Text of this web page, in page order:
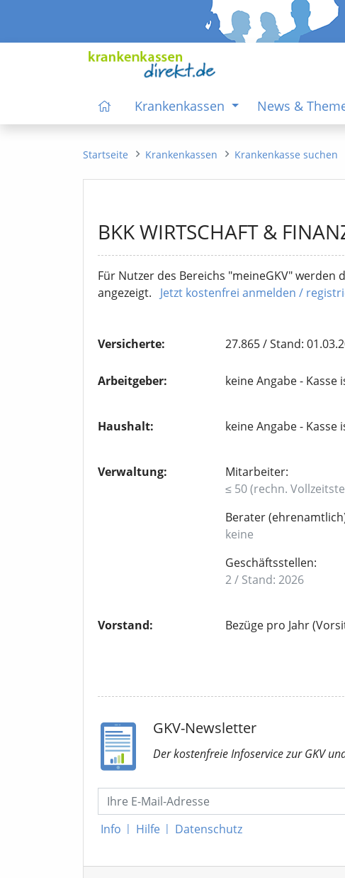
Krankenkassen News &
Startseite Krankenkassen Krankenkasse suchen
BKK WIRTSCHAFT &
Für Nutzer des Bereichs "meineGKV"
angezeigt.
Jetzt kostenfrei anmelden /
Versicherte: 27.865 / Stand:
Arbeitgeber: keine Angabe - Kasse
Haushalt: keine Angabe - Kasse
Verwaltung:
Mitarbeiter:
≤ 50 (rechn.
Berater
keine
Geschäftsstellen:
2 / Stand: 2026
Vorstand: Bezüge pro Jahr
GKV-Newsletter
Der kostenfreie Infoservicezur GKV
Info | Hilfe | Datenschutz